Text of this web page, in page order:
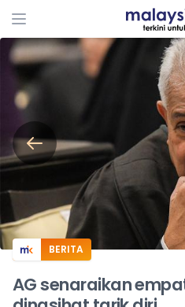
ADS
BERITA
AG senaraikan